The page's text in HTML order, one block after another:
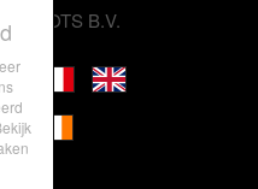
B.V.